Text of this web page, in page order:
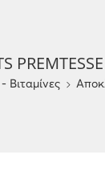
Βιταμίνες